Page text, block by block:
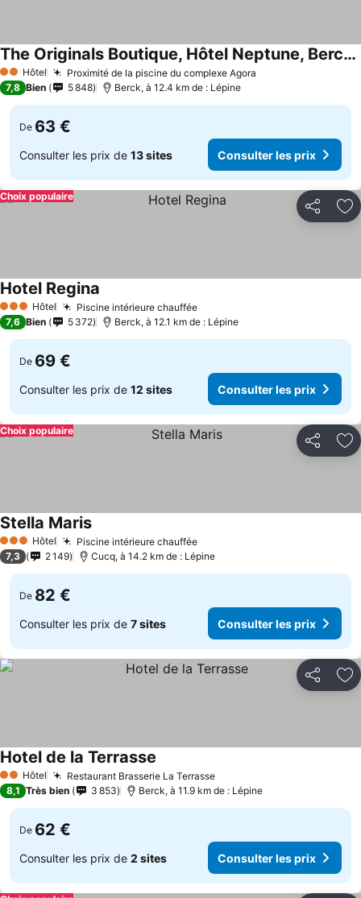
2 Étoiles
Hôtel Proximité de la piscine du complexe Agora
The Originals Boutique, Hôtel Neptune, Berck-sur-Mer
Consulter les prix
7,8 Bien 5 848 Berck, à 12.4 km de : Lépine
De 63 €
Consulter les prix de 13 sites Consulter les prix
Partager
Choix populaire
3 ÉtoilesHôtel Piscine intérieure chaufféeConsulter les prix
Hotel Regina
7,6 Bien 5 372 Berck, à 12.1 km de : Lépine
De 69 €
Consulter les prix de 12 sites Consulter les prix
Partager
Choix populaire
3 ÉtoilesHôtel Piscine intérieure chaufféeConsulter les prix
Stella MarisConsulter les prix
7,3 2 149 Cucq, à 14.2 km de : Lépine
De 82 €
Consulter les prix de 7 sites Consulter les prix
Partager
2 Étoiles
Hôtel Restaurant Brasserie La TerrasseConsulter les prix
Hotel de la Terrasse
8,1 Très bien 3 853 Berck, à 11.9 km de : Lépine
De 62 €
Consulter les prix de 2 sites Consulter les prix